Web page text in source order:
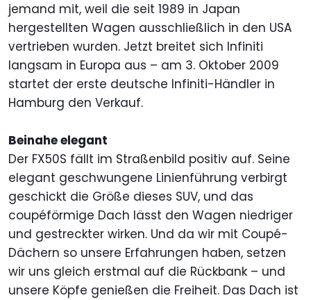
jemand mit, weil die seit 1989 in Japan
hergestellten Wagen ausschließlich in den USA
vertrieben wurden. Jetzt breitet sich Infiniti
langsam in Europa aus – am 3. Oktober 2009
startet der erste deutsche Infiniti-Händler in
Hamburg den Verkauf.
Beinahe elegant
Der FX50S fällt im Straßenbild positiv auf. Seine
elegant geschwungene Linienführung verbirgt
geschickt die Größe dieses SUV, und das
coupéförmige Dach lässt den Wagen niedriger
und gestreckter wirken. Und da wir mit Coupé-
Dächern so unsere Erfahrungen haben, setzen
wir uns gleich erstmal auf die Rückbank – und
unsere Köpfe genießen die Freiheit. Das Dach ist